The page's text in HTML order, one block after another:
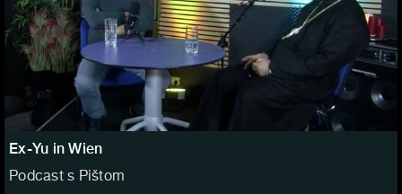
Ex-Yu in Wien
Podcast s Pištom